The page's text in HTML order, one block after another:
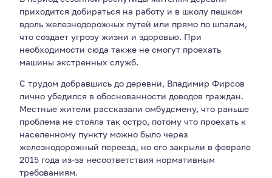
приходится добираться на работу и в школу пешком
вдоль железнодорожных путей или прямо по шпалам,
что создает угрозу жизни и здоровью. При
необходимости сюда также не смогут проехать
машины экстренных служб.
С трудом добравшись до деревни, Владимир Фирсов
лично убедился в обоснованности доводов граждан.
Местные жители рассказали омбудсмену, что раньше
проблема не стояла так остро, потому что проехать к
населенному пункту можно было через
железнодорожный переезд, но его закрыли в феврале
2015 года из-за несоответствия нормативным
требованиям.